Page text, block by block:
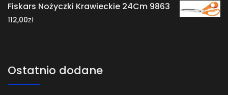
Fiskars Nożyczki Krawieckie 24Cm 9863
112,00zł
Ostatnio dodane